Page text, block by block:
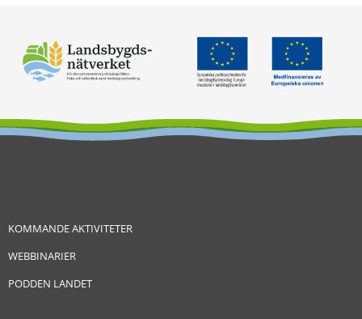
KOMMANDE AKTIVITETER
WEBBINARIER
PODDEN LANDET